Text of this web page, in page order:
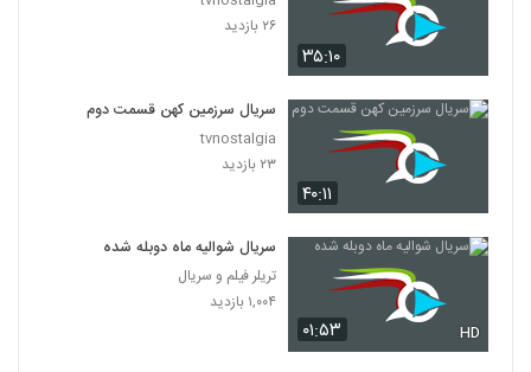
۳۵:۱۰
۲۶ بازدید
۴۰:۱۱
سریال سرزمین کهن قسمت دوم
tvnostalgia
۲۳ بازدید
۰۱:۵۳ HD
سریال شوالیه ماه دوبله شده
تریلر فیلم و سریال
۱,۰۰۴ بازدید